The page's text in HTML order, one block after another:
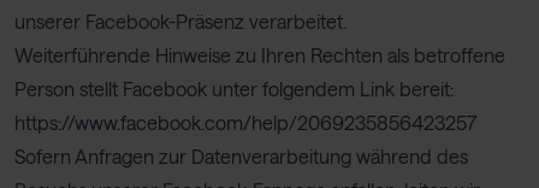
unserer Facebook-Präsenz verarbeitet.
Weiterführende Hinweise zu Ihren Rechten als betroffene
Person stellt Facebook unter folgendem Link bereit:
https://www.facebook.com/help/2069235856423257
Sofern Anfragen zur Datenverarbeitung während des